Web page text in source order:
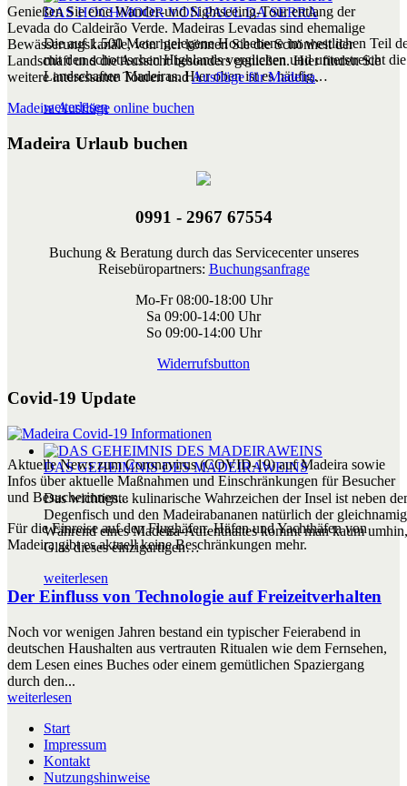
DAS HOCHMOOR VON PAUL DA SERRA
Die auf 1.500 Meter gelegene Hochebene im westlichen Teil
mit den schottischen Highlands verglichen und unterstreicht
Landschaften Madeiras. Hier oben ist es häufig…
weiterlesen
DAS GEHEIMNIS DES MADEIRAWEINS
Das wichtigste kulinarische Wahrzeichen der Insel ist neben
Degenfisch und den Madeirabananen natürlich der
Während eines Madeira-Aufenthaltes kommt man kaum
Glas dieses einzigartigen…
weiterlesen
Genießen Sie eine Wander-und Sightseeing-Tour entlang der
Levada do Caldeirão Verde. Madeiras Levadas sind ehemalige
Bewässerungskanäle, von hier können Sie die Schönheit der
Landschaft und die Aussicht besonders genießen. Hier finden Sie
weitere interessante Touren undAusflüge für Madeira.
Madeira Ausflüge online buchen
Madeira Urlaub buchen
0991 - 2967 67554
Buchung & Beratung durch das Servicecenter unseres
Reisebüropartners: Buchungsanfrage
Mo-Fr 08:00-18:00 Uhr
Sa 09:00-14:00 Uhr
So 09:00-14:00 Uhr
Widerrufsbutton
Covid-19 Update
Aktuelle News zum Coronavirus (COVID-19) auf Madeira sowie
Infos über aktuelle Maßnahmen und Einschränkungen für Besucher
und Besucherinnen...
Für die Einreise auf den Flughäfen, Häfen und Yachthäfen von
Madeira gibt es aktuell keine Beschränkungen mehr.
Der Einfluss von Technologie auf Freizeitverhalten
Noch vor wenigen Jahren bestand ein typischer Feierabend in
deutschen Haushalten aus vertrauten Ritualen wie dem Fernsehen,
dem Lesen eines Buches oder einem gemütlichen Spaziergang
durch den...
weiterlesen
Start
Impressum
Kontakt
Nutzungshinweise